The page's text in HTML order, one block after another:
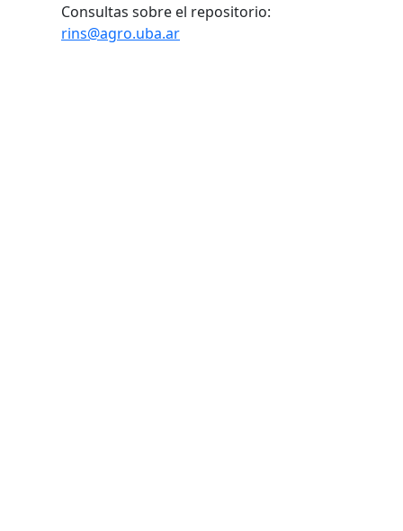
Consultas sobre el repositorio:
rins@agro.uba.ar